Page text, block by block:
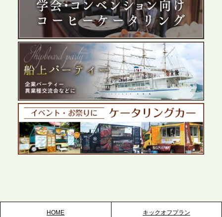
プレスリリースのご案内｜ケータリングのセカンド
テーブル、群馬前橋支社を設立。再開発やオフィス
展開が進む前橋エリアの企業ニーズに応え、高品質
なサービスで各種イベント・懇親会をサポート
2026.5.27
プレスリリースのご案内｜ケータリングのセカンド
テーブル、千葉本社を新設。幕張・舞浜の大型イベ
ントから主要都市の社内懇親会まで、現地拠点を活
かしたスムーズな対応を展開
2026.5.22
HOME キックオフプラン